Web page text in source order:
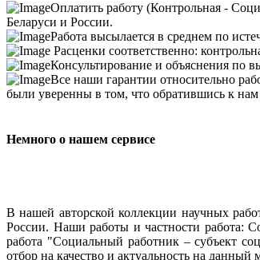
Оплатить работу (Контрольная -
Беларуси и России.
Работа высылается в среднем по
Расценки соответственно:
Консультирование и объяснения по
Все наши гарантии относительно
были уверенны в том, что обратившись к
Немного о нашем сервисе
В нашей авторской коллекции научных
России. Наши работы и частности работа:
работа "Социальный работник – субъект
отбор на качество и актуальность на данный